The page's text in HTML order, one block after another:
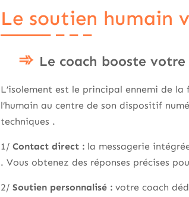
Le soutien humain
Le coach booste
L’isolement est le principal ennemi de
l’humain au centre de son dispositif
techniques .
1/ Contact direct : la messagerie
. Vous obtenez des réponses précises
2/ Soutien personnalisé : votre coach